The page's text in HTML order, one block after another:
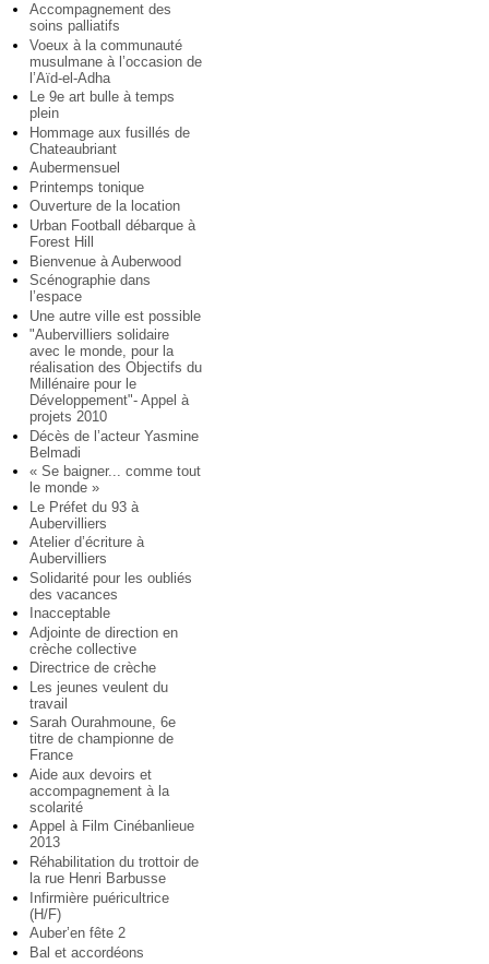
Accompagnement des
soins palliatifs
Voeux à la communauté
musulmane à l’occasion de
l’Aïd-el-Adha
Le 9e art bulle à temps
plein
Hommage aux fusillés de
Chateaubriant
Aubermensuel
Printemps tonique
Ouverture de la location
Urban Football débarque à
Forest Hill
Bienvenue à Auberwood
Scénographie dans
l’espace
Une autre ville est possible
"Aubervilliers solidaire
avec le monde, pour la
réalisation des Objectifs du
Millénaire pour le
Développement"- Appel à
projets 2010
Décès de l’acteur Yasmine
Belmadi
« Se baigner... comme tout
le monde »
Le Préfet du 93 à
Aubervilliers
Atelier d’écriture à
Aubervilliers
Solidarité pour les oubliés
des vacances
Inacceptable
Adjointe de direction en
crèche collective
Directrice de crèche
Les jeunes veulent du
travail
Sarah Ourahmoune, 6e
titre de championne de
France
Aide aux devoirs et
accompagnement à la
scolarité
Appel à Film Cinébanlieue
2013
Réhabilitation du trottoir de
la rue Henri Barbusse
Infirmière puéricultrice
(H/F)
Auber’en fête 2
Bal et accordéons